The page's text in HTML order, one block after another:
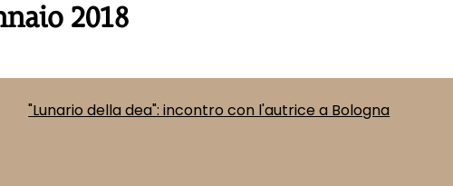
2018
"Lunario della dea": incontro con l'autrice a Bologna